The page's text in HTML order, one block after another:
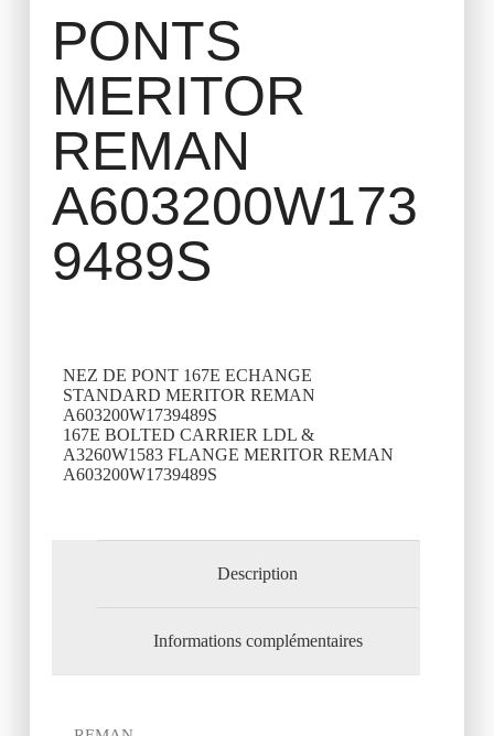
PONTS
MERITOR
REMAN
A603200W173
9489S
NEZ DE PONT 167E ECHANGE
STANDARD MERITOR REMAN
A603200W1739489S
167E BOLTED CARRIER LDL &
A3260W1583 FLANGE MERITOR REMAN
A603200W1739489S
Description
Informations complémentaires